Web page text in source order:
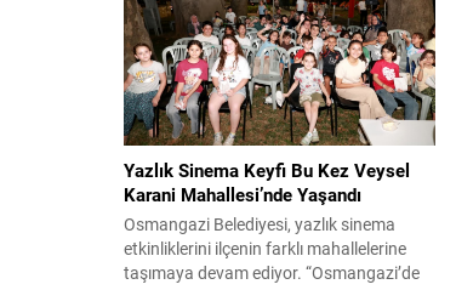
Yazlık Sinema Keyfi Bu Kez Veysel
Karani Mahallesi’nde Yaşandı
Osmangazi Belediyesi, yazlık sinema
etkinliklerini ilçenin farklı mahallelerine
taşımaya devam ediyor. “Osmangazi’de